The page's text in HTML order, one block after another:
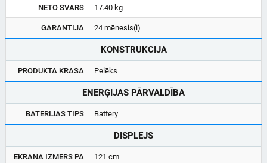
NETO SVARS 17.40 kg
GARANTIJA 24 mēnesis(i)
KONSTRUKCIJA
PRODUKTA KRĀSA Pelēks
ENERĢIJAS PĀRVALDĪBA
BATERIJAS TIPS Battery
DISPLEJS
EKRĀNA IZMĒRS PA
121 cm